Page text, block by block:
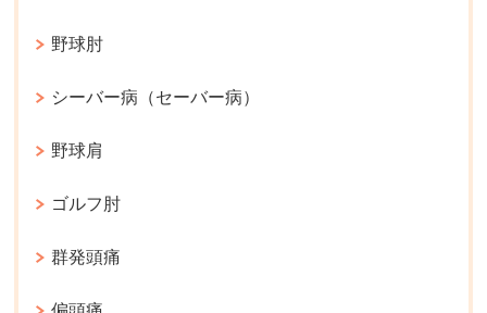
野球肘
シーバー病（セーバー病）
野球肩
ゴルフ肘
群発頭痛